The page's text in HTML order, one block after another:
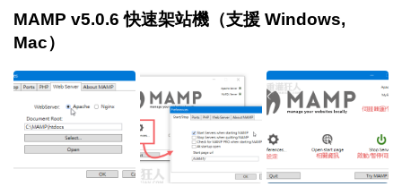
MAMP v5.0.6 快速架站機（支援 Windows,
Mac）